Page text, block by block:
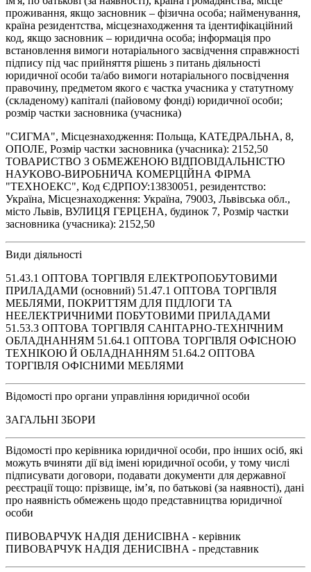
проживання, якщо засновник – фізична особа; найменування,
країна резидентства, місцезнаходження та ідентифікаційний
код, якщо засновник – юридична особа; інформація про
встановлення вимоги нотаріального засвідчення справжності
підпису під час прийняття рішень з питань діяльності
юридичної особи та/або вимоги нотаріального посвідчення
правочину, предметом якого є частка учасника у статутному
(складеному) капіталі (пайовому фонді) юридичної особи;
розмір частки засновника (учасника)
"СИГМА", Місцезнаходження: Польща, КАТЕДРАЛЬНА, 8,
ОПОЛЕ, Розмір частки засновника (учасника): 2152,50
ТОВАРИСТВО З ОБМЕЖЕНОЮ ВІДПОВІДАЛЬНІСТЮ
НАУКОВО-ВИРОБНИЧА КОМЕРЦІЙНА ФІРМА
"ТЕХНОЕКС", Код ЄДРПОУ:13830051, резидентство:
Україна, Місцезнаходження: Україна, 79003, Львівська обл.,
місто Львів, ВУЛИЦЯ ГЕРЦЕНА, будинок 7, Розмір частки
засновника (учасника): 2152,50
Види діяльності
51.43.1 ОПТОВА ТОРГІВЛЯ ЕЛЕКТРОПОБУТОВИМИ
ПРИЛАДАМИ (основний) 51.47.1 ОПТОВА ТОРГІВЛЯ
МЕБЛЯМИ, ПОКРИТТЯМ ДЛЯ ПІДЛОГИ ТА
НЕЕЛЕКТРИЧНИМИ ПОБУТОВИМИ ПРИЛАДАМИ
51.53.3 ОПТОВА ТОРГІВЛЯ САНІТАРНО-ТЕХНІЧНИМ
ОБЛАДНАННЯМ 51.64.1 ОПТОВА ТОРГІВЛЯ ОФІСНОЮ
ТЕХНІКОЮ Й ОБЛАДНАННЯМ 51.64.2 ОПТОВА
ТОРГІВЛЯ ОФІСНИМИ МЕБЛЯМИ
Відомості про органи управління юридичної особи
ЗАГАЛЬНІ ЗБОРИ
Відомості про керівника юридичної особи, про інших осіб, які
можуть вчиняти дії від імені юридичної особи, у тому числі
підписувати договори, подавати документи для державної
реєстрації тощо: прізвище, ім’я, по батькові (за наявності), дані
про наявність обмежень щодо представництва юридичної
особи
ПИВОВАРЧУК НАДІЯ ДЕНИСІВНА - керівник
ПИВОВАРЧУК НАДІЯ ДЕНИСІВНА - представник